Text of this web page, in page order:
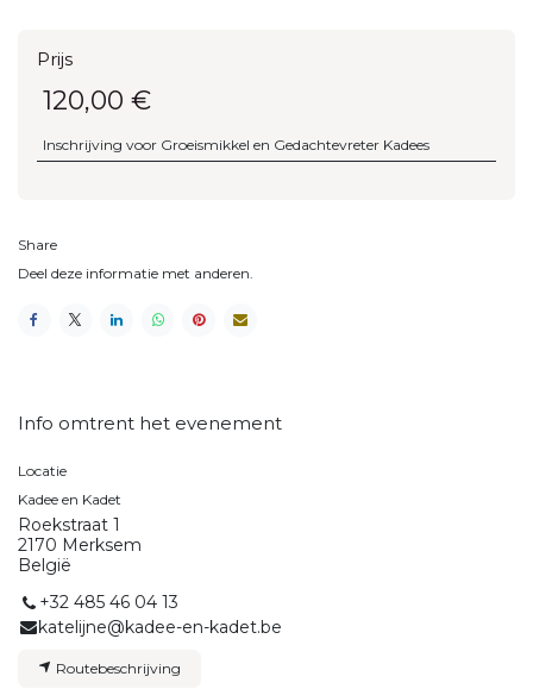
Prijs
120,00 €
Inschrijving voor Groeismikkel en Gedachtevreter Kadees
Share
Deel deze informatie met anderen.
Info omtrent het evenement
Locatie
Kadee en Kadet
Roekstraat 1
2170 Merksem
België
+32 485 46 04 13
katelijne@kadee-en-kadet.be
Routebeschrijving